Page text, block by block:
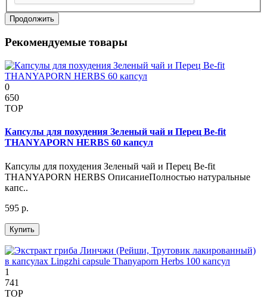
Продолжить
Рекомендуемые товары
0
650
TOP
Капсулы для похудения Зеленый чай и Перец Be-fit
THANYAPORN HERBS 60 капсул
Капсулы для похудения Зеленый чай и Перец Be-fit
THANYAPORN HERBS ОписаниеПолностью натуральные
капс..
595 р.
Купить
1
741
TOP